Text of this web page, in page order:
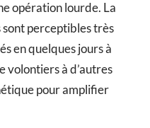
opération lourde. La
perceptibles très
en quelques jours à
volontiers à d’autres
pour amplifier